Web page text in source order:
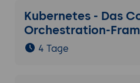
Kubernetes - Das
Orchestration-
4 Tage